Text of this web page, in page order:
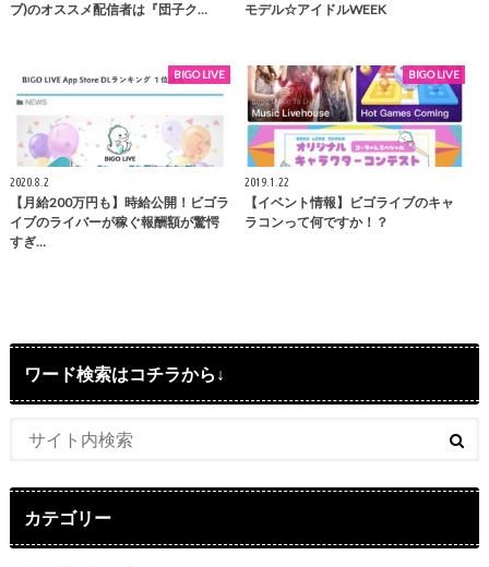
ブ)のオススメ配信者は『団子ク…
モデル☆アイドルWEEK
BIGO LIVE
2020.8.2
【月給200万円も】時給公開！ビゴラ
イブのライバーが稼ぐ報酬額が驚愕
すぎ…
BIGO LIVE
2019.1.22
【イベント情報】ビゴライブのキャ
ラコンって何ですか！？
ワード検索はコチラから↓
カテゴリー